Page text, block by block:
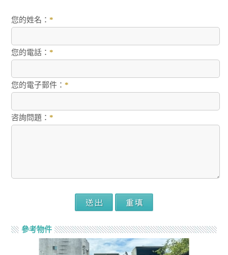
您的姓名：*
您的電話：*
您的電子郵件：*
咨詢問題：*
參考物件